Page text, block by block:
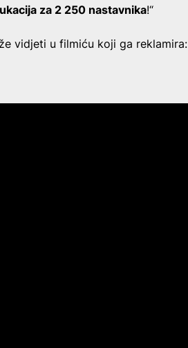
za 2 250 nastavnika!“
vidjeti u filmiću koji ga reklamira: